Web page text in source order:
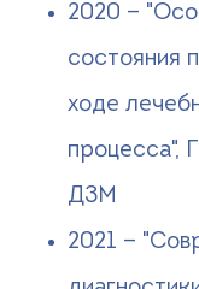
2020 —
состояния
ходе
процесса",
ДЗМ
2021 —